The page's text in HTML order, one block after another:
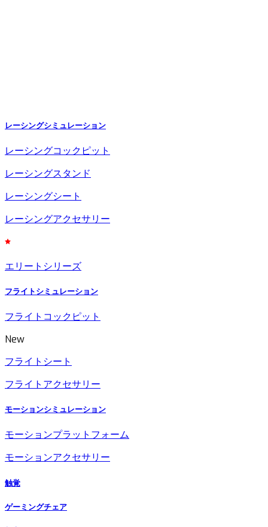
レーシングシミュレーション
レーシングコックピット
レーシングスタンド
レーシングシート
レーシングアクセサリー
エリートシリーズ
フライトシミュレーション
フライトコックピット
New
フライトシート
フライトアクセサリー
モーションシミュレーション
モーションプラットフォーム
モーションアクセサリー
触覚
ゲーミングチェア